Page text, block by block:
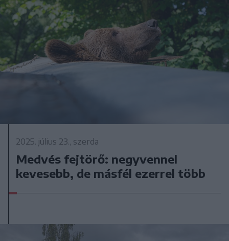
2025. július 23., szerda
Medvés fejtörő: negyvennel
kevesebb, de másfél ezerrel több